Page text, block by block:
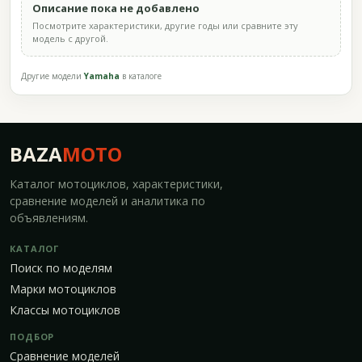
Описание пока не добавлено
Посмотрите характеристики, другие годы или сравните эту
модель с другой.
Другие моделиYamaha в каталоге
BAZAMOTO
Каталог мотоциклов, характеристики,
сравнение моделей и аналитика по
объявлениям.
КАТАЛОГ
Поиск по моделям
Марки мотоциклов
Классы мотоциклов
ПОДБОР
Сравнение моделей